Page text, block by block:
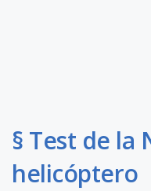
§ Test de la
helicóptero